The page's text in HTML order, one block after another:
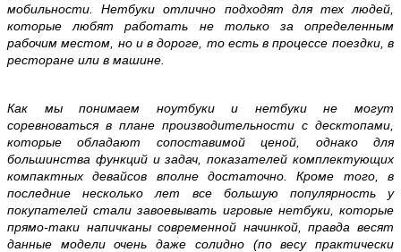
мобильности. Нетбуки отлично подходят для тех людей,
которые любят работать не только за определенным
рабочим местом, но и в дороге, то есть в процессе поездки, в
ресторане или в машине.
Как мы понимаем ноутбуки и нетбуки не могут
соревноваться в плане производительности с десктопами,
которые обладают сопоставимой ценой, однако для
большинства функций и задач, показателей комплектующих
компактных девайсов вполне достаточно. Кроме того, в
последние несколько лет все большую популярность у
покупателей стали завоевывать игровые нетбуки, которые
прямо-таки напичканы современной начинкой, правда весят
данные модели очень даже солидно (по весу практически